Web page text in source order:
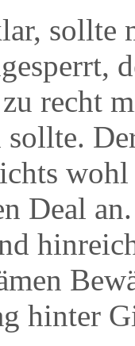
sollte
zu recht
sollte.
Deal
hinter